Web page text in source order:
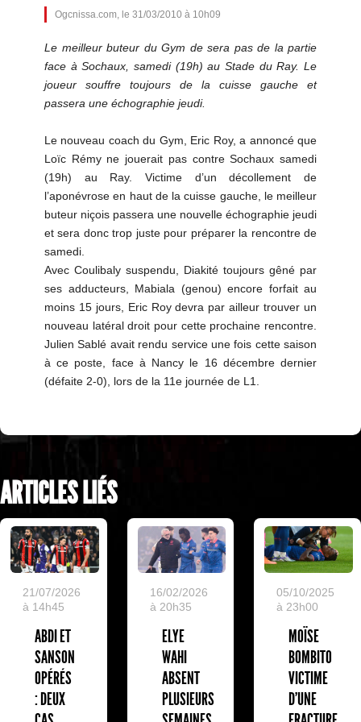
Ogcnissa.com, le 31/03/2010 à 10h09
Le meilleur buteur du Gym de sera pas de la partie
face à Sochaux, samedi (19h) au Stade du Ray. Le
joueur souffre toujours de la cuisse gauche et
passera une échographie jeudi.
Le nouveau coach du Gym, Eric Roy, a annoncé que
Loïc Rémy ne jouerait pas contre Sochaux samedi
(19h) au Ray. Victime d’un décollement de
l’aponévrose en haut de la cuisse gauche, le meilleur
buteur niçois passera une nouvelle échographie jeudi
et sera donc trop juste pour préparer la rencontre de
samedi.
Avec Coulibaly suspendu, Diakité toujours gêné par
ses adducteurs, Mabiala (genou) encore forfait au
moins 15 jours, Eric Roy devra par ailleur trouver un
nouveau latéral droit pour cette prochaine rencontre.
Julien Sablé avait rendu service une fois cette saison
à ce poste, face à Nancy le 16 décembre dernier
(défaite 2-0), lors de la 11e journée de L1.
ARTICLES LIÉS
21/07/2026
à 14h45
ABDI ET
SANSON
OPÉRÉS
: DEUX
16/02/2026
à 20h35
ELYE
WAHI
ABSENT
PLUSIEURS
05/10/2025
à 23h00
MOÏSE
BOMBITO
VICTIME
D'UNE